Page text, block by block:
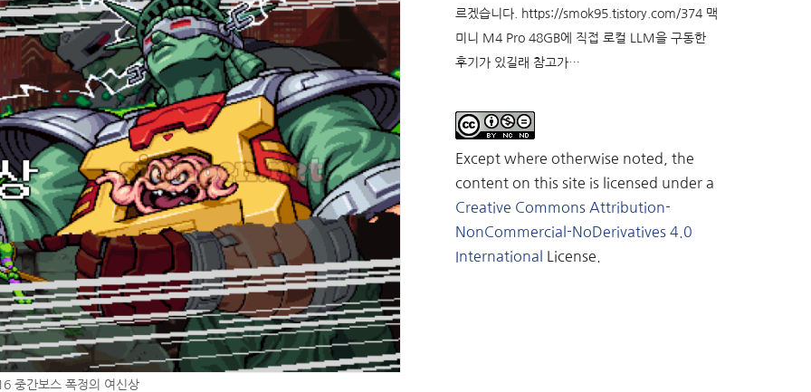
중간보스 폭정의 여신상
르겠습니다. https://smok95.tistory.com/374 맥
미니 M4 Pro 48GB에 직접 로컬 LLM을 구동한
후기가 있길래 참고가…
Except where otherwise noted, the
content on this site is licensed under a
Creative Commons Attribution-
NonCommercial-NoDerivatives 4.0
International License.